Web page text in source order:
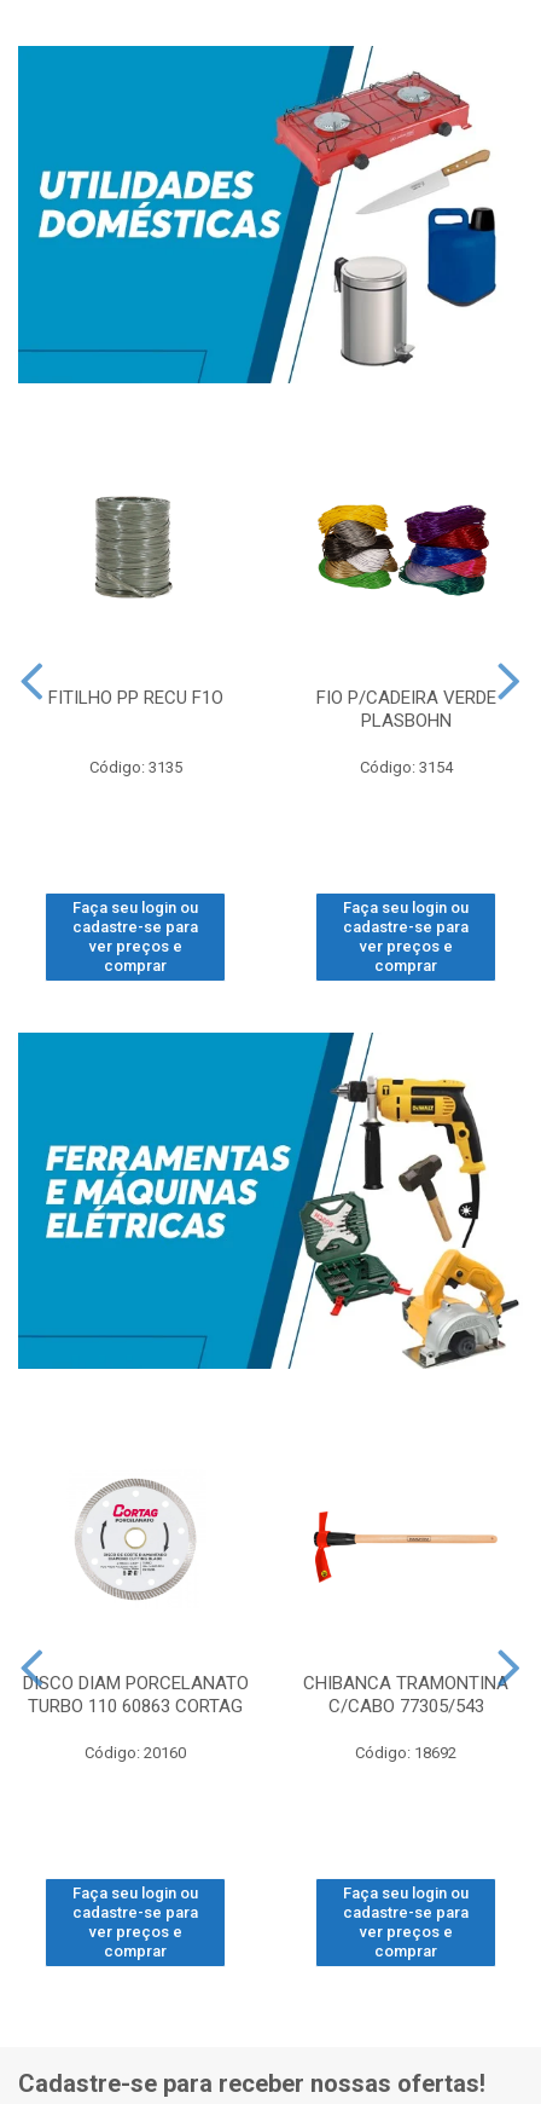
FITILHO PP RECU F1O
Código: 3135
Faça seu login ou
cadastre-se para
ver preços e
comprar
FIO P/CADEIRA VERDE
PLASBOHN
Código: 3154
Faça seu login ou
cadastre-se para
ver preços e
comprar
DISCO DIAM PORCELANATO
TURBO 110 60863 CORTAG
Código: 20160
Faça seu login ou
cadastre-se para
ver preços e
comprar
CHIBANCA TRAMONTINA
C/CABO 77305/543
Código: 18692
Faça seu login ou
cadastre-se para
ver preços e
comprar
Cadastre-se para receber nossas ofertas!